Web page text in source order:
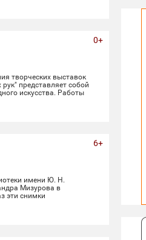
работы можно до
творческих выставок
представляет собой
искусства. Работы
0+
имени Ю. Н.
Мизурова в
эти снимки
трепетного
- торжественные парады
6+